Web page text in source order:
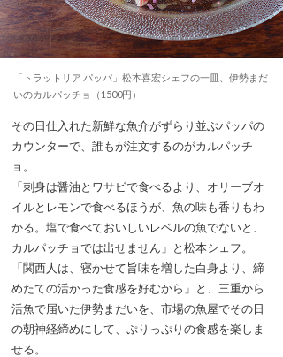
「トラットリア パッパ」松本喜宏シェフの一皿、伊勢まだ
いのカルパッチョ（1500円）
その日仕入れた新鮮な魚介がずらり並ぶパッパの
カウンターで、誰もが注文するのがカルパッチ
ョ。
「刺身は醤油とワサビで食べるより、オリーブオ
イルとレモンで食べるほうが、魚の味も香りもわ
かる。塩で食べておいしいレベルの魚でないと、
カルパッチョでは出せません」と松本シェフ。
「関西人は、寝かせて旨味を増した白身より、締
めたての活かった食感を好むから」と、三重から
活魚で届いた伊勢まだいを、市場の魚屋でその日
の朝神経締めにして、ぷりっぷりの食感を楽しま
せる。